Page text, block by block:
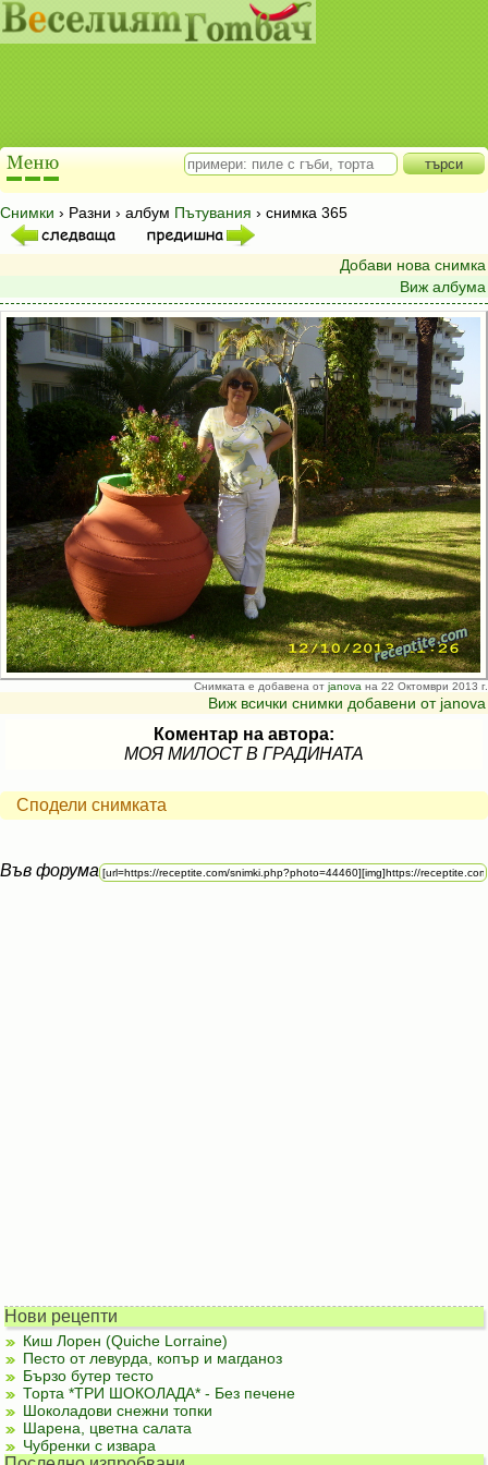
Снимки › Разни › албум Пътувания › снимка 365
Добави нова снимка
Виж албума
Снимката е добавена от janova на 22 Октомври 2013 г.
Виж всички снимки добавени от janova
Коментар на автора:
МОЯ МИЛОСТ В ГРАДИНАТА
Сподели снимката
Във форума
Нови рецепти
Киш Лорен (Quiche Lorraine)
Песто от левурда, копър и магданоз
Бързо бутер тесто
Торта *ТРИ ШОКОЛАДА* - Без печене
Шоколадови снежни топки
Шарена, цветна салата
Чубренки с извара